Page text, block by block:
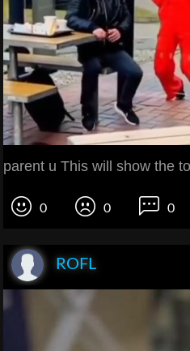
parent u This will show the
0 0 0
ROFL